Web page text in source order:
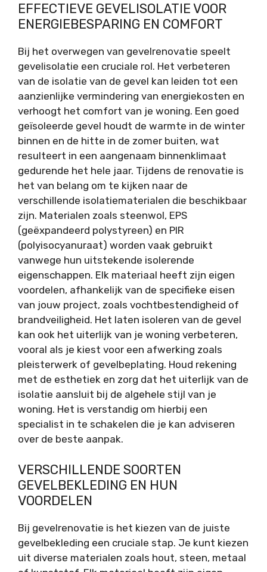
EFFECTIEVE GEVELISOLATIE VOOR
ENERGIEBESPARING EN COMFORT
Bij het overwegen van gevelrenovatie speelt
gevelisolatie een cruciale rol. Het verbeteren
van de isolatie van de gevel kan leiden tot een
aanzienlijke vermindering van energiekosten en
verhoogt het comfort van je woning. Een goed
geïsoleerde gevel houdt de warmte in de winter
binnen en de hitte in de zomer buiten, wat
resulteert in een aangenaam binnenklimaat
gedurende het hele jaar. Tijdens de renovatie is
het van belang om te kijken naar de
verschillende isolatiematerialen die beschikbaar
zijn. Materialen zoals steenwol, EPS
(geëxpandeerd polystyreen) en PIR
(polyisocyanuraat) worden vaak gebruikt
vanwege hun uitstekende isolerende
eigenschappen. Elk materiaal heeft zijn eigen
voordelen, afhankelijk van de specifieke eisen
van jouw project, zoals vochtbestendigheid of
brandveiligheid. Het laten isoleren van de gevel
kan ook het uiterlijk van je woning verbeteren,
vooral als je kiest voor een afwerking zoals
pleisterwerk of gevelbeplating. Houd rekening
met de esthetiek en zorg dat het uiterlijk van de
isolatie aansluit bij de algehele stijl van je
woning. Het is verstandig om hierbij een
specialist in te schakelen die je kan adviseren
over de beste aanpak.
VERSCHILLENDE SOORTEN
GEVELBEKLEDING EN HUN
VOORDELEN
Bij gevelrenovatie is het kiezen van de juiste
gevelbekleding een cruciale stap. Je kunt kiezen
uit diverse materialen zoals hout, steen, metaal